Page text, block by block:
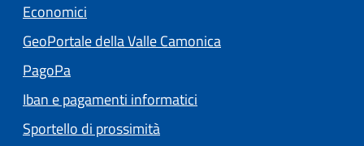
Economici
GeoPortale della Valle Camonica
PagoPa
Iban e pagamenti informatici
Sportello di prossimità